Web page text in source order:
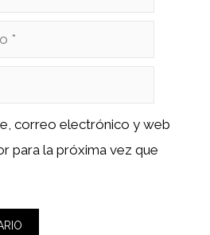
correo electrónico y web
para la próxima vez que